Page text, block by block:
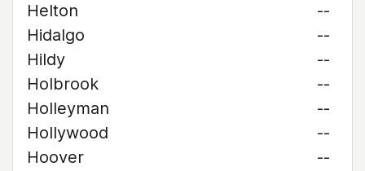
Helton
--
Hidalgo
--
Hildy
--
Holbrook
--
Holleyman
--
Hollywood
--
Hoover
--